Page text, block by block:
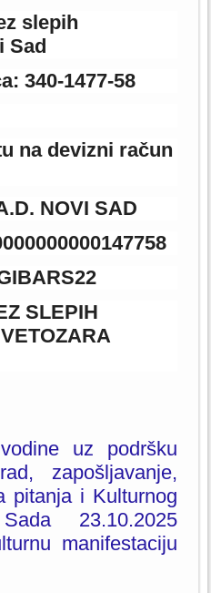
slepih
Sad
340-1477-58
na devizni račun
NOVI SAD
SLEPIH
uz podršku
zapošljavanje,
pitanja i Kulturnog
23.10.2025
manifestaciju